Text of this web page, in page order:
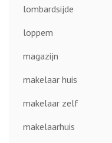
lombardsijde
loppem
magazijn
makelaar huis
makelaar zelf
makelaarhuis